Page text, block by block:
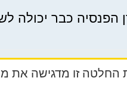
זו מדגישה את